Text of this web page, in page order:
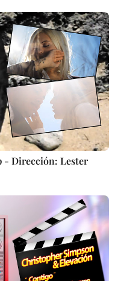
- Dirección: Lester